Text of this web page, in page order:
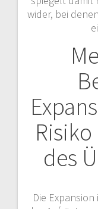
wider, bei
des
Die